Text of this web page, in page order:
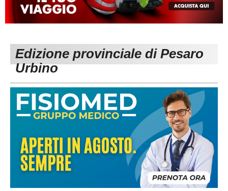
MACERATA
Carica la tua Rosa
ECCELLENZA
1^ CATEGORIA
3^ CATEGORIA
GIOVANILI
REGIONALI
Edizione provinciale di Pesaro
Urbino